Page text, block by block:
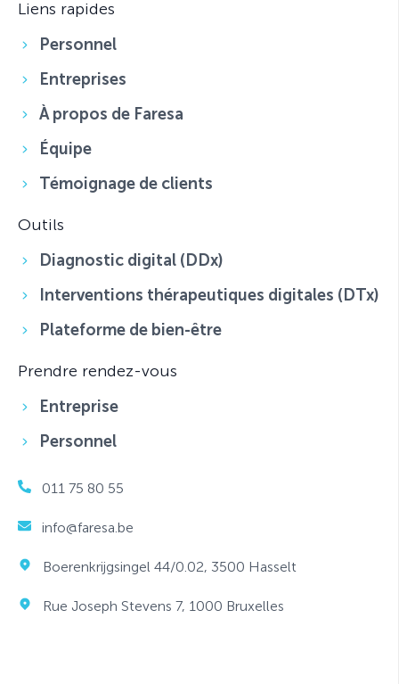
Liens rapides
Personnel
Entreprises
À propos de Faresa
Équipe
Témoignage de clients
Outils
Diagnostic digital (DDx)
Interventions thérapeutiques digitales (DTx)
Plateforme de bien-être
Prendre rendez-vous
Entreprise
Personnel
011 75 80 55
info@faresa.be
Boerenkrijgsingel 44/0.02, 3500 Hasselt
Rue Joseph Stevens 7, 1000 Bruxelles